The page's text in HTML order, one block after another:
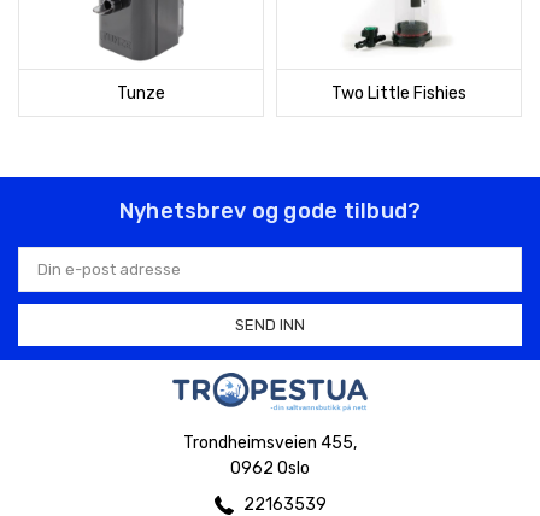
Tunze Two Little Fishies
Nyhetsbrev og gode tilbud?
E-
postadresse
Trondheimsveien 455,
0962 Oslo
22163539